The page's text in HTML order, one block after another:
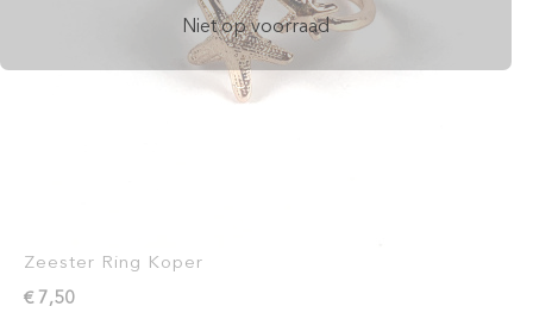
Zeester Ring Koper
€ 7,50
Niet op voorraad